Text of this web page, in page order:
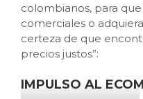
colombianos, para
comerciales o
certeza de que
precios justos”:
IMPULSO AL